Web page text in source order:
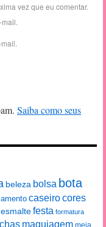
vez que eu comentar.
Saiba como seus
beleza bolsa bota
caseirocores
esmaltefesta formatura
maquiagem meia